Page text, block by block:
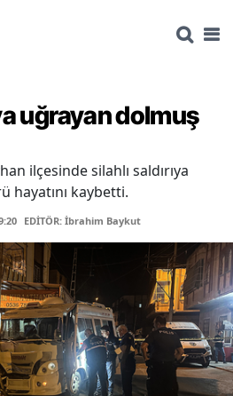
uğrayan dolmuş
ilçesinde silahlı saldırıya
hayatını kaybetti.
EDİTÖR: İbrahim Baykut